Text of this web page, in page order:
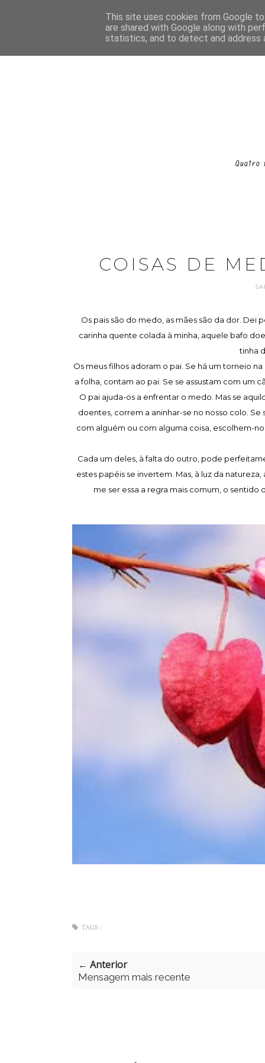
COISAS DE
Os pais são do medo, as mães são da dor.
carinha quente colada à minha, aquele bafo
tinha
Os meus filhos adoram o pai. Se há um torneio
a folha, contam ao pai. Se se assustam com um
O pai ajuda-os a enfrentar o medo. Mas se
doentes, correm a aninhar-se no nosso colo.
com alguém ou com alguma coisa, escolhem-
Cada um deles, à falta do outro, pode
estes papéis se invertem. Mas, à luz da
me ser essa a regra mais comum, o
TAGS :
← Anterior
Mensagem mais recente
This site uses cookies from Google
are shared with Google along with
statistics, and to detect and address